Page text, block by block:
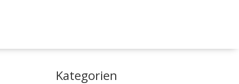
Kategorien